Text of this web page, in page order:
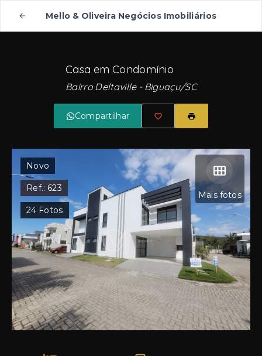
Mello & Oliveira Negócios Imobiliários
Casa em Condomínio
Bairro Deltaville - Biguaçu/SC
Compartilhar
Mais fotos
Novo
Ref.: 623
24 Fotos